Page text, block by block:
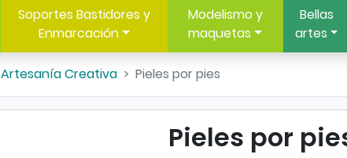
Soportes Bastidores y
Enmarcación
Modelismo y
maquetas
Bellas
artes
Artesanía Creativa Pieles por pies
Pieles por